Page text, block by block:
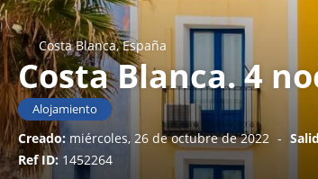
Costa Blanca, España
Costa Blanca. 4
Alojamiento
Creado: miércoles, 26 de octubre de 2022 -
Ref ID: 1452264